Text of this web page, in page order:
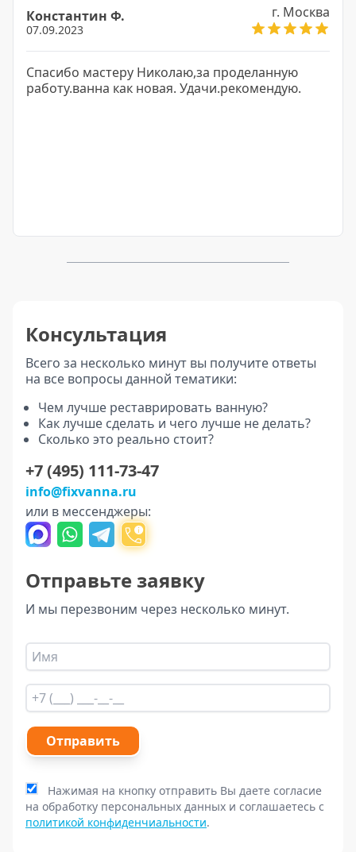
Константин Ф.
07.09.2023
г. Москва
Спасибо мастеру Николаю,за проделанную
работу.ванна как новая. Удачи.рекомендую.
Консультация
Всего за несколько минут вы получите ответы
на все вопросы данной тематики:
Чем лучше реставрировать ванную?
Как лучше сделать и чего лучше не делать?
Сколько это реально стоит?
+7 (495) 111-73-47
info@fixvanna.ru
или в мессенджеры:
Отправьте заявку
И мы перезвоним через несколько минут.
Отправить
Нажимая на кнопку отправить Вы даете согласие
на обработку персональных данных и соглашаетесь с
политикой конфиденчиальности.